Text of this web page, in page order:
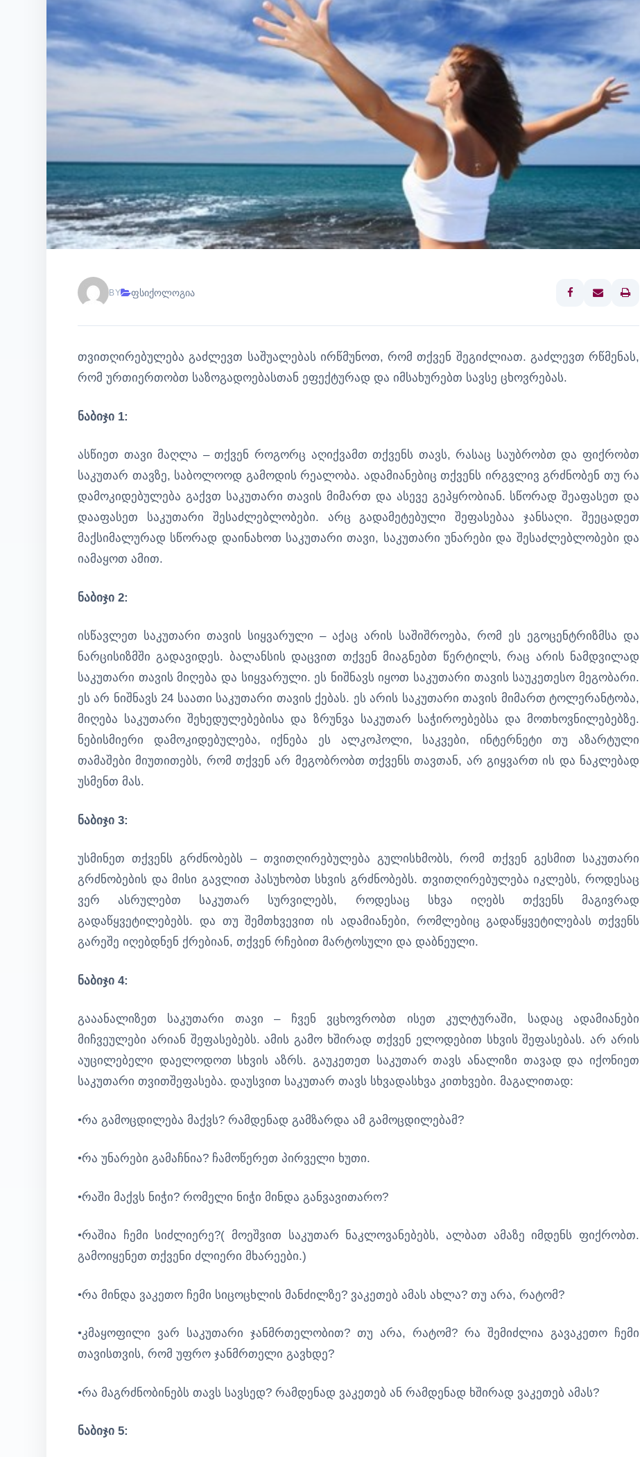
BY ფსიქოლოგია
Print
თვითღირებულება გაძლევთ საშუალებას ირწმუნოთ, რომ თქვენ შეგიძლიათ. გაძლევთ რწმენას,
რომ ურთიერთობთ საზოგადოებასთან ეფექტურად და იმსახურებთ სავსე ცხოვრებას.
ნაბიჯი 1:
ასწიეთ თავი მაღლა – თქვენ როგორც აღიქვამთ თქვენს თავს, რასაც საუბრობთ და ფიქრობთ
საკუთარ თავზე, საბოლოოდ გამოდის რეალობა. ადამიანებიც თქვენს ირგვლივ გრძნობენ თუ რა
დამოკიდებულება გაქვთ საკუთარი თავის მიმართ და ასევე გეპყრობიან. სწორად შეაფასეთ და
დააფასეთ საკუთარი შესაძლებლობები. არც გადამეტებული შეფასებაა ჯანსაღი. შეეცადეთ
მაქსიმალურად სწორად დაინახოთ საკუთარი თავი, საკუთარი უნარები და შესაძლებლობები და
იამაყოთ ამით.
ნაბიჯი 2:
ისწავლეთ საკუთარი თავის სიყვარული – აქაც არის საშიშროება, რომ ეს ეგოცენტრიზმსა და
ნარცისიზმში გადავიდეს. ბალანსის დაცვით თქვენ მიაგნებთ წერტილს, რაც არის ნამდვილად
საკუთარი თავის მიღება და სიყვარული. ეს ნიშნავს იყოთ საკუთარი თავის საუკეთესო მეგობარი.
ეს არ ნიშნავს 24 საათი საკუთარი თავის ქებას. ეს არის საკუთარი თავის მიმართ ტოლერანტობა,
მიღება საკუთარი შეხედულებებისა და ზრუნვა საკუთარ საჭიროებებსა და მოთხოვნილებებზე.
ნებისმიერი დამოკიდებულება, იქნება ეს ალკოჰოლი, საკვები, ინტერნეტი თუ აზარტული
თამაშები მიუთითებს, რომ თქვენ არ მეგობრობთ თქვენს თავთან, არ გიყვართ ის და ნაკლებად
უსმენთ მას.
ნაბიჯი 3:
უსმინეთ თქვენს გრძნობებს – თვითღირებულება გულისხმობს, რომ თქვენ გესმით საკუთარი
გრძნობების და მისი გავლით პასუხობთ სხვის გრძნობებს. თვითღირებულება იკლებს, როდესაც
ვერ ასრულებთ საკუთარ სურვილებს, როდესაც სხვა იღებს თქვენს მაგივრად
გადაწყვეტილებებს. და თუ შემთხვევით ის ადამიანები, რომლებიც გადაწყვეტილებას თქვენს
გარეშე იღებდნენ ქრებიან, თქვენ რჩებით მარტოსული და დაბნეული.
ნაბიჯი 4:
გააანალიზეთ საკუთარი თავი – ჩვენ ვცხოვრობთ ისეთ კულტურაში, სადაც ადამიანები
მიჩვეულები არიან შეფასებებს. ამის გამო ხშირად თქვენ ელოდებით სხვის შეფასებას. არ არის
აუცილებელი დაელოდოთ სხვის აზრს. გაუკეთეთ საკუთარ თავს ანალიზი თავად და იქონიეთ
საკუთარი თვითშეფასება. დაუსვით საკუთარ თავს სხვადასხვა კითხვები. მაგალითად:
•რა გამოცდილება მაქვს? რამდენად გამზარდა ამ გამოცდილებამ?
•რა უნარები გამაჩნია? ჩამოწერეთ პირველი ხუთი.
•რაში მაქვს ნიჭი? რომელი ნიჭი მინდა განვავითარო?
•რაშია ჩემი სიძლიერე?( მოეშვით საკუთარ ნაკლოვანებებს, ალბათ ამაზე იმდენს ფიქრობთ.
გამოიყენეთ თქვენი ძლიერი მხარეები.)
•რა მინდა ვაკეთო ჩემი სიცოცხლის მანძილზე? ვაკეთებ ამას ახლა? თუ არა, რატომ?
•კმაყოფილი ვარ საკუთარი ჯანმრთელობით? თუ არა, რატომ? რა შემიძლია გავაკეთო ჩემი
თავისთვის, რომ უფრო ჯანმრთელი გავხდე?
•რა მაგრძნობინებს თავს სავსედ? რამდენად ვაკეთებ ან რამდენად ხშირად ვაკეთებ ამას?
ნაბიჯი 5: